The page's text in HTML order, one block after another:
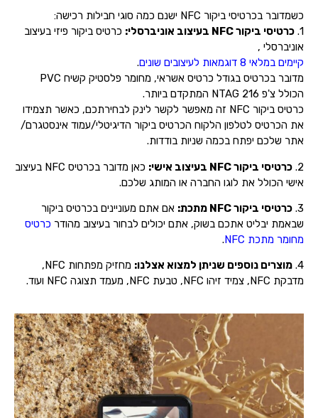
כשמדובר בכרטיסי ביקור NFC ישנם כמה סוגי חבילות רכישה:
1. כרטיסי ביקור NFC בעיצוב אוניברסלי:
כרטיס ביקור פיזי בעיצוב
אוניברסלי ,
קיימים במלאי 8 דוגמאות לעיצובים שונים
.
מדובר בכרטיס בגודל כרטיס אשראי, מחומר פלסטיק קשיח PVC
הכולל צ'פ NTAG 216 המתקדם ביותר.
כרטיס ביקור NFC זה מאפשר לקשר לינק לבחירתכם, כאשר תצמידו
את הכרטיס לטלפון הלקוח הכרטיס ביקור הדיגיטלי/עמוד אינסטגרם/
אתר שלכם יפתח בכמה שניות בודדות.
2. כרטיסי ביקור NFC בעיצוב אישי:
כאן מדובר בכרטיס NFC בעיצוב
אישי הכולל את לוגו החברה או המותג שלכם.
3. כרטיסי ביקור NFC מתכת:
אם אתם מעוניינים בכרטיס ביקור
שבאמת יבליט אתכם בשוק, אתם יכולים לבחור בעיצוב מהודר כרטיס
מחומר מתכת NFC
.
4. מוצרים נוספים שניתן למצוא אצלנו:
מחזיק מפתחות NFC,
מדבקת NFC, צמיד זיהו NFC, טבעת NFC, מעמד תצוגה NFC ועוד.